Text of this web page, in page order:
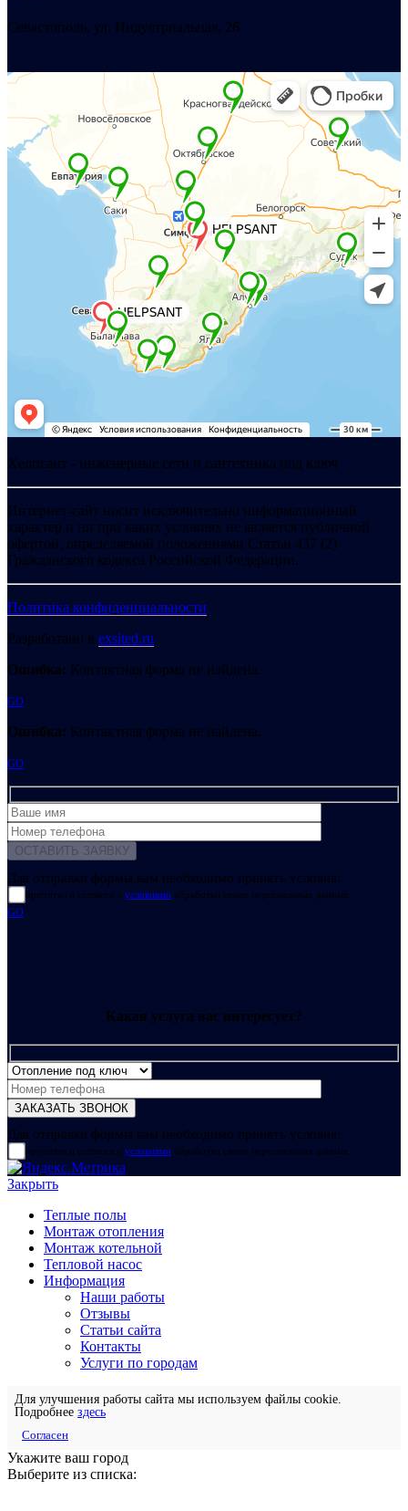
Севастополь, ул. Индустриальная, 26
Хелпсант - инженерные сети и сантехника под ключ
Интернет-сайт носит исключительно информационный
характер и ни при каких условиях не является публичной
офертой, определяемой положениями Статьи 437 (2)
Гражданского кодекса Российской Федерации.
Политика конфиденциальности
Разработано в exsited.ru
Ошибка: Контактная форма не найдена.
GO
Ошибка: Контактная форма не найдена.
GO
Для отправки формы вам необходимо принять условия:
прочитал и согласен с условиями обработки своих персональных данных
GO
Какая услуга вас интересует?
Для отправки формы вам необходимо принять условия:
прочитал и согласен с условиями обработки своих персональных данных
Закрыть
Теплые полы
Монтаж отопления
Монтаж котельной
Тепловой насос
Информация
Наши работы
Отзывы
Статьи сайта
Контакты
Услуги по городам
Для улучшения работы сайта мы используем файлы cookie.
Подробнее здесь
Согласен
Укажите ваш город
Выберите из списка: